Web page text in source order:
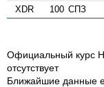
XDR 100 СПЗ
Официальный курс
отсутствует
Ближайшие данные